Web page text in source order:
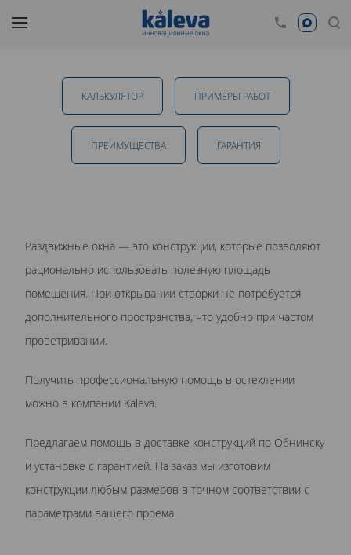
Раздвижные окна в Обнинске
от 28 050 руб.
политикой обработки персональных данных
ознакомлен.
КАЛЬКУЛЯТОР ПРИМЕРЫ РАБОТ
ПРЕИМУЩЕСТВА ГАРАНТИЯ
Раздвижные окна — это конструкции, которые позволяют
рационально использовать полезную площадь
помещения. При открывании створки не потребуется
дополнительного пространства, что удобно при частом
проветривании.
Получить профессиональную помощь в остеклении
можно в компании Kaleva.
Предлагаем помощь в доставке конструкций по Обнинску
и установке с гарантией. На заказ мы изготовим
конструкции любым размеров в точном соответствии с
параметрами вашего проема.